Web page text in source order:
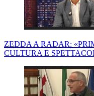
ZEDDA A RADAR:
CULTURA E